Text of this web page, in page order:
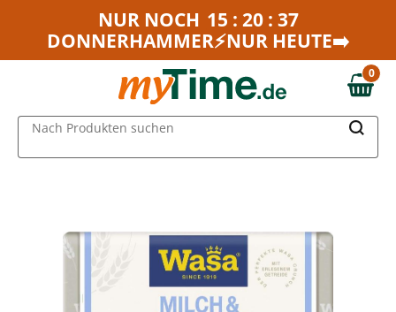
Zum Hauptinhalt springen
Zur Navigation springen
NUR NOCH 15 : 20 : 37
DONNERHAMMER⚡NUR HEUTE➡️
0,00 €
0
Nach Produkten suchen